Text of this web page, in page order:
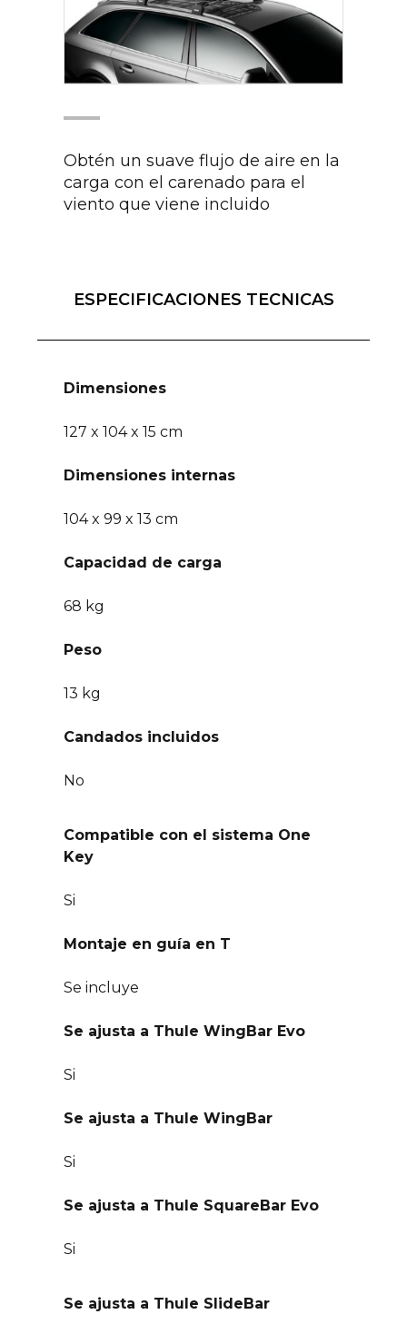
Obtén un suave flujo de aire en la
carga con el carenado para el
viento que viene incluido
ESPECIFICACIONES TECNICAS
Dimensiones
127 x 104 x 15 cm
Dimensiones internas
104 x 99 x 13 cm
Capacidad de carga
68 kg
Peso
13 kg
Candados incluidos
No
Compatible con el sistema One
Key
Si
Montaje en guía en T
Se incluye
Se ajusta a Thule WingBar Evo
Si
Se ajusta a Thule WingBar
Si
Se ajusta a Thule SquareBar Evo
Si
Se ajusta a Thule SlideBar